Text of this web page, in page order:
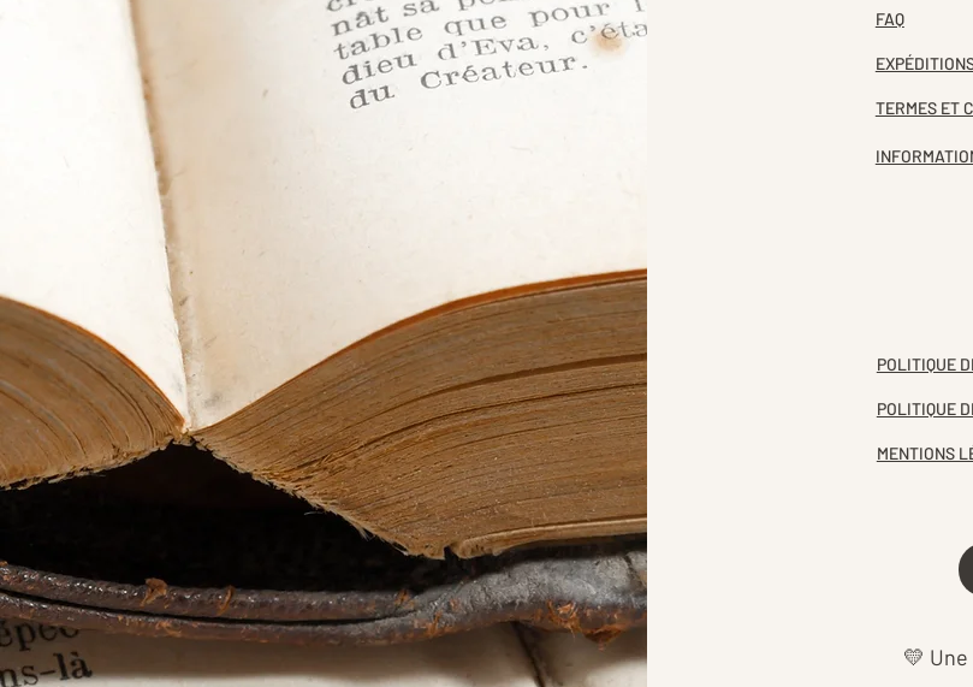
FAQ
TERMES ET
POLITIQUE
POLITIQUE
MENTIONS
💛